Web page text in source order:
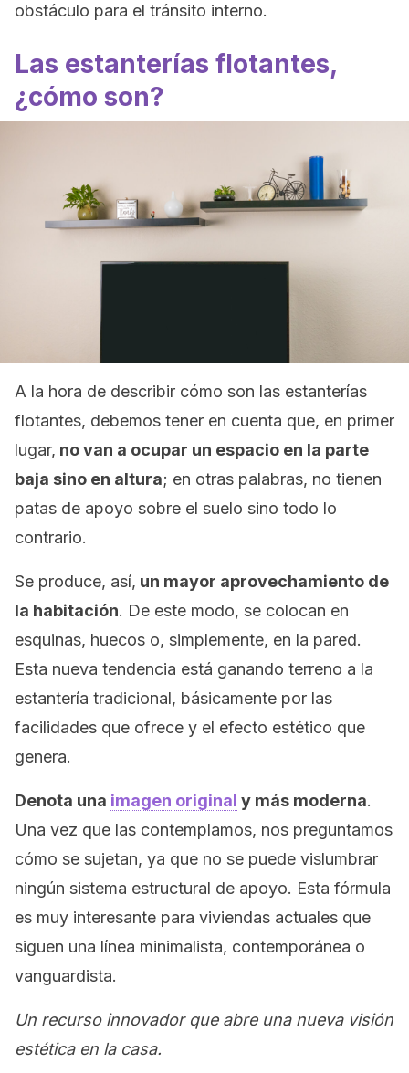
obstáculo para el tránsito interno.
Las estanterías flotantes,
¿cómo son?
A la hora de describir cómo son las estanterías
flotantes, debemos tener en cuenta que, en primer
lugar, no van a ocupar un espacio en la parte
baja sino en altura; en otras palabras, no tienen
patas de apoyo sobre el suelo sino todo lo
contrario.
Se produce, así, un mayor aprovechamiento de
la habitación. De este modo, se colocan en
esquinas, huecos o, simplemente, en la pared.
Esta nueva tendencia está ganando terreno a la
estantería tradicional, básicamente por las
facilidades que ofrece y el efecto estético que
genera.
Denota una imagen original y más moderna.
Una vez que las contemplamos, nos preguntamos
cómo se sujetan, ya que no se puede vislumbrar
ningún sistema estructural de apoyo. Esta fórmula
es muy interesante para viviendas actuales que
siguen una línea minimalista, contemporánea o
vanguardista.
Un recurso innovador que abre una nueva visión
estética en la casa.